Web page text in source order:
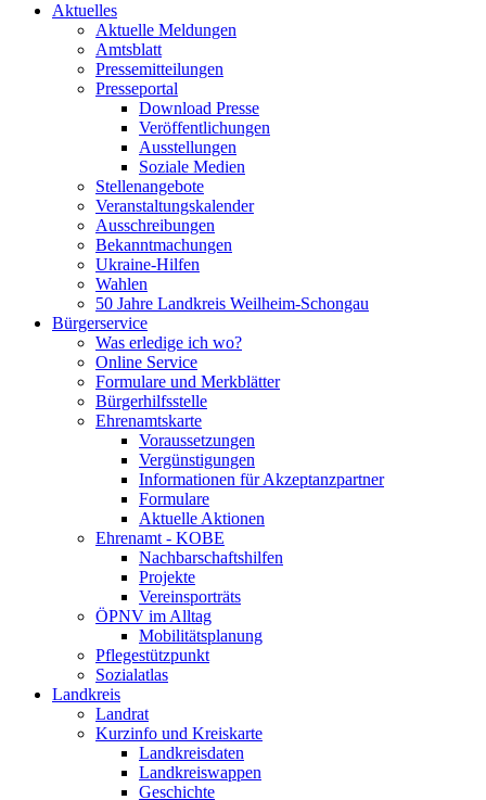
Aktuelles
Aktuelle Meldungen
Amtsblatt
Pressemitteilungen
Presseportal
Download Presse
Veröffentlichungen
Ausstellungen
Soziale Medien
Stellenangebote
Veranstaltungskalender
Ausschreibungen
Bekanntmachungen
Ukraine-Hilfen
Wahlen
50 Jahre Landkreis Weilheim-Schongau
Bürgerservice
Was erledige ich wo?
Online Service
Formulare und Merkblätter
Bürgerhilfsstelle
Ehrenamtskarte
Voraussetzungen
Vergünstigungen
Informationen für Akzeptanzpartner
Formulare
Aktuelle Aktionen
Ehrenamt - KOBE
Nachbarschaftshilfen
Projekte
Vereinsporträts
ÖPNV im Alltag
Mobilitätsplanung
Pflegestützpunkt
Sozialatlas
Landkreis
Landrat
Kurzinfo und Kreiskarte
Landkreisdaten
Landkreiswappen
Geschichte